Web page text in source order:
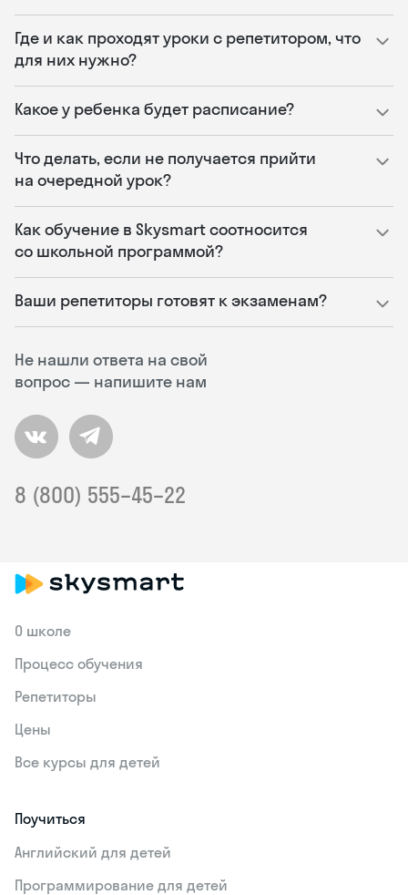
Не нашли ответа на свой
вопрос — напишите нам
8 (800) 555–45–22
Где и как проходят уроки с репетитором, что
для них нужно?
Какое у ребенка будет расписание?
Что делать, если не получается прийти
на очередной урок?
Как обучение в Skysmart соотносится
со школьной программой?
Ваши репетиторы готовят к экзаменам?
О школе
Процесс обучения
Репетиторы
Цены
Все курсы для детей
Поучиться
Английский для детей
Программирование для детей